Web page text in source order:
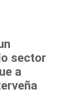
sector
a